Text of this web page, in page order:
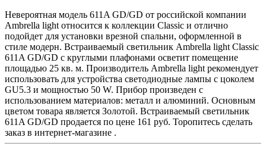
Невероятная модель 611A GD/GD от российской компании
Ambrella light относится к коллекции Classic и отлично
подойдет для установки врезной спальни, оформленной в
стиле модерн. Встраиваемый светильник Ambrella light Classic
611A GD/GD с круглыми плафонами осветит помещение
площадью 25 кв. м. Производитель Ambrella light рекомендует
использовать для устройства светодиодные лампы с цоколем
GU5.3 и мощностью 50 W. Прибор произведен с
использованием материалов: металл и алюминий. Основным
цветом товара является Золотой. Встраиваемый светильник
611A GD/GD продается по цене 161 руб. Торопитесь сделать
заказ в интернет-магазине .